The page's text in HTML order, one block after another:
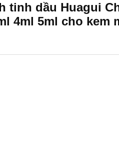
tinh dầu Huagui
4ml 5ml cho kem